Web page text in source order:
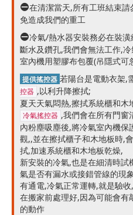
在清潔當天,所有工班結束
免造成我們的重工
冷氣/熱水器安裝務必在裝
斷水及鑽孔,我們會無法工作,
室內機用塑膠布包覆(吊隱式可
提供搖控器 若陽台是電動衣架,
控器 ,以利升降擦拭;
夏天天氣悶熱,擦拭系統櫃和木
冷氣搖控器 ,我們會在所有門窗
內粉塵吸塵後,將冷氣室內機保
觀,,並在擦拭櫃子和木地板時,
拭,加速系統櫃和木地板乾燥,
新安裝的冷氣,也是在細清時試
氣是否有漏水或接錯管線的現
有通電,冷氣正常運轉,就是驗
在搬家前處理好,因為可能會有
的動作